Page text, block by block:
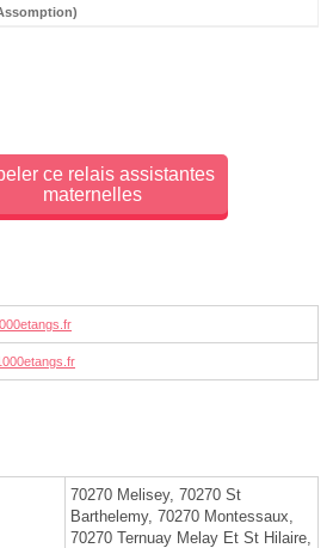
ce relais assistantes
maternelles
70270 Melisey, 70270 St
Barthelemy, 70270 Montessaux,
70270 Ternuay Melay Et St Hilaire,